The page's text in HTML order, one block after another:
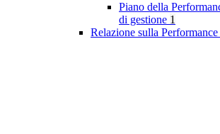
Piano della
di gestione 1
Relazione sulla Performance